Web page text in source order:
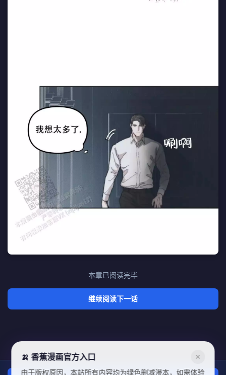
本章已阅读完毕
继续阅读下一话
🍌 香蕉漫画官方入口 ✕